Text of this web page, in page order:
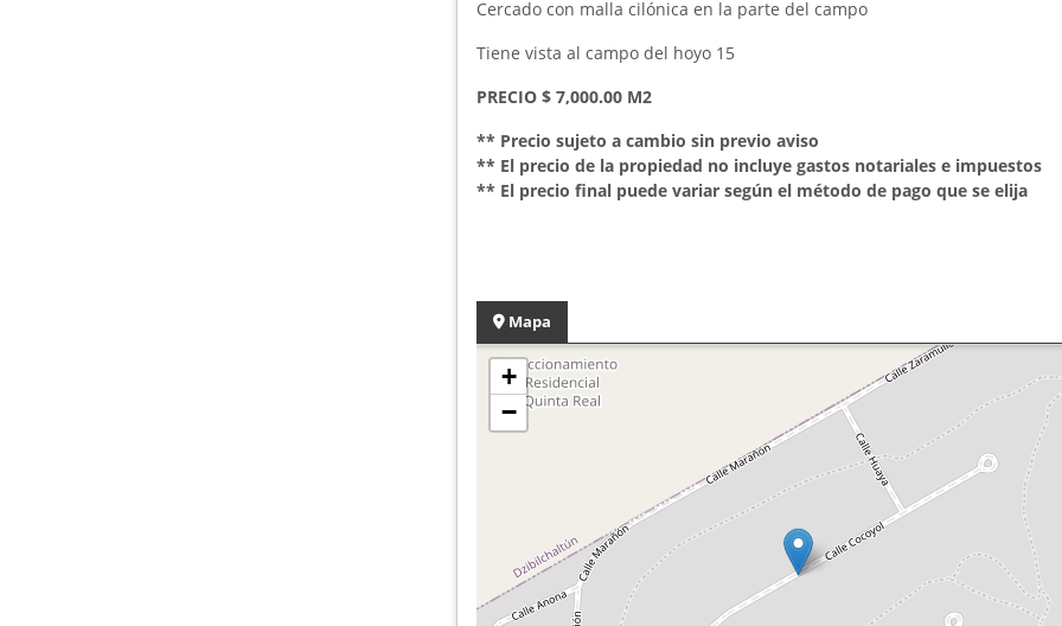
Cercado con malla cilónica en la parte del campo
Tiene vista al campo del hoyo 15
PRECIO $ 7,000.00 M2
** Precio sujeto a cambio sin previo aviso
** El precio de la propiedad no incluye gastos notariales e impuestos
** El precio final puede variar según el método de pago que se elija
Mapa
+
−